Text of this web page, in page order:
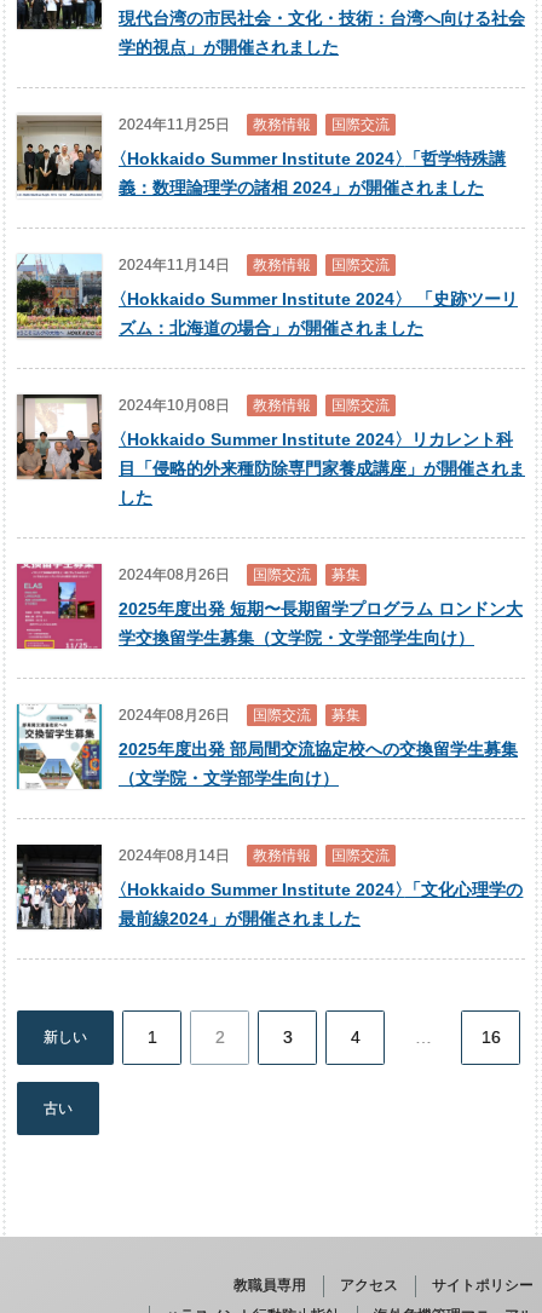
現代台湾の市民社会・文化・技術：台湾へ向ける社会
学的視点」が開催されました
2024年11月25日 教務情報 国際交流
〈Hokkaido Summer Institute 2024〉
「哲学特殊講
義：数理論理学の諸相 2024」が開催されました
2024年11月14日 教務情報 国際交流
〈Hokkaido Summer Institute 2024〉 「史跡ツーリ
ズム：北海道の場合」が開催されました
2024年10月08日 教務情報 国際交流
〈Hokkaido Summer Institute 2024〉リカレント科
目「侵略的外来種防除専門家養成講座」が開催されま
した
2024年08月26日 国際交流 募集
2025年度出発 短期〜長期留学プログラム ロンドン大
学交換留学生募集（文学院・文学部学生向け）
2024年08月26日 国際交流 募集
2025年度出発 部局間交流協定校への交換留学生募集
（文学院・文学部学生向け）
2024年08月14日 教務情報 国際交流
〈Hokkaido Summer Institute 2024〉
「文化心理学の
最前線2024」が開催されました
新しい 1 2 3 4 … 16
古い
教職員専用 アクセス
サイトポリシー